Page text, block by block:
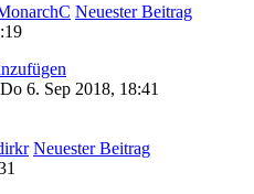
Neuester Beitrag
6. Sep 2018, 18:41
Neuester Beitrag